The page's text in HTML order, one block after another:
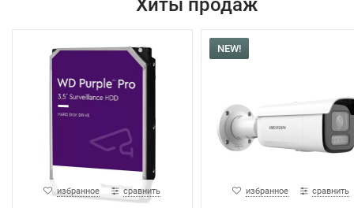
Хиты продаж
избранное сравнить
NEW!
избранное сравнить